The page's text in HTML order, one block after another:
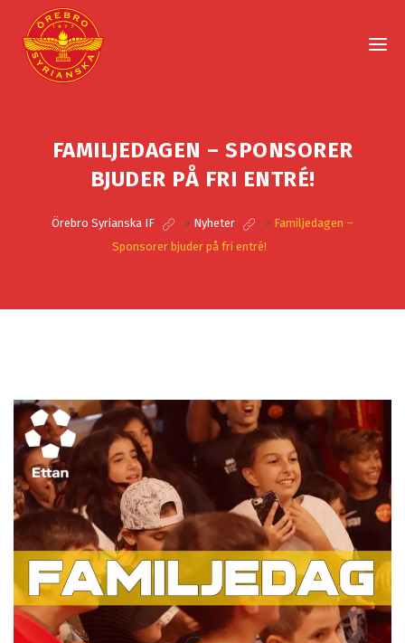
FAMILJEDAGEN – SPONSORER
BJUDER PÅ FRI ENTRÉ!
Örebro Syrianska IF > Nyheter > Familjedagen –
Sponsorer bjuder på fri entré!